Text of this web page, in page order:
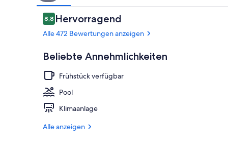
Bewertungen
8,88,8 von 10.
Hervorragend
Alle 472 Bewertungen anzeigen
Beliebte Annehmlichkeiten
Frühstück verfügbar
Pool
Klimaanlage
Alle anzeigen